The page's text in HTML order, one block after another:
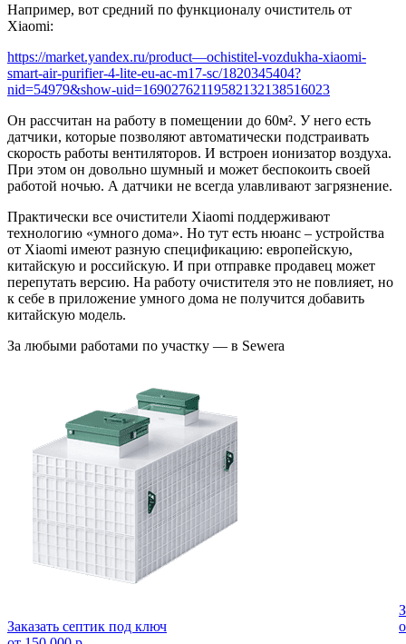
Например, вот средний по функционалу очиститель от
Xiaomi:
https://market.yandex.ru/product—ochistitel-vozdukha-xiaomi-
smart-air-purifier-4-lite-eu-ac-m17-sc/1820345404?
nid=54979&show-uid=16902762119582132138516023
Он рассчитан на работу в помещении до 60м². У него есть
датчики, которые позволяют автоматически подстраивать
скорость работы вентиляторов. И встроен ионизатор воздуха.
При этом он довольно шумный и может беспокоить своей
работой ночью. А датчики не всегда улавливают загрязнение.
Практически все очистители Xiaomi поддерживают
технологию «умного дома». Но тут есть нюанс – устройства
от Xiaomi имеют разную спецификацию: европейскую,
китайскую и российскую. И при отправке продавец может
перепутать версию. На работу очистителя это не повлияет, но
к себе в приложение умного дома не получится добавить
китайскую модель.
За любыми работами по участку — в Sewera
Заказать септик под ключ